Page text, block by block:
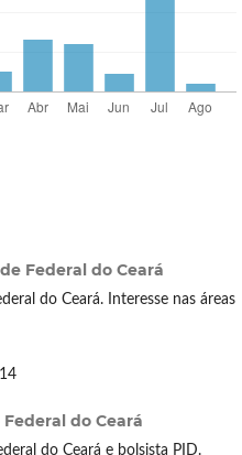
Federal do Ceará
do Ceará. Interesse nas áreas
do Ceará
do Ceará e bolsista PID.